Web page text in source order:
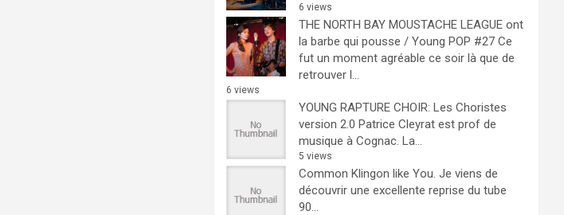
6 views
THE NORTH BAY MOUSTACHE LEAGUE ont
la barbe qui pousse / Young POP #27 Ce
fut un moment agréable ce soir là que de
retrouver l...
6 views
YOUNG RAPTURE CHOIR: Les Choristes
version 2.0 Patrice Cleyrat est prof de
musique à Cognac. La...
5 views
Common Klingon like You. Je viens de
découvrir une excellente reprise du tube
90...